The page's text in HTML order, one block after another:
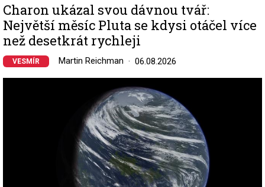
Charon ukázal svou dávnou tvář:
Největší měsíc Pluta se kdysi otáčel více
než desetkrát rychleji
VESMÍR Martin Reichman 06.08.2026